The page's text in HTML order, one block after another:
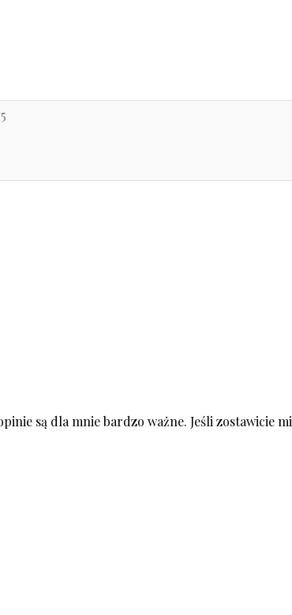
są dla mnie bardzo ważne. Jeśli zostawicie mi